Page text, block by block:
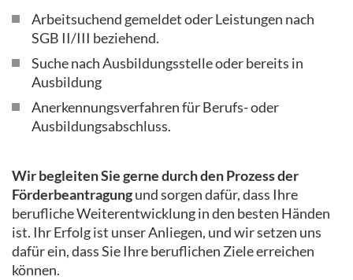
Arbeitsuchend gemeldet oder Leistungen nach
SGB II/III beziehend.
Suche nach Ausbildungsstelle oder bereits in
Ausbildung
Anerkennungsverfahren für Berufs- oder
Ausbildungsabschluss.
Wir begleiten Sie gerne durch den Prozess der
Förderbeantragungund sorgen dafür, dass Ihre
berufliche Weiterentwicklung in den besten Händen
ist. Ihr Erfolg ist unser Anliegen, und wir setzen uns
dafür ein, dass Sie Ihre beruflichen Ziele erreichen
können.